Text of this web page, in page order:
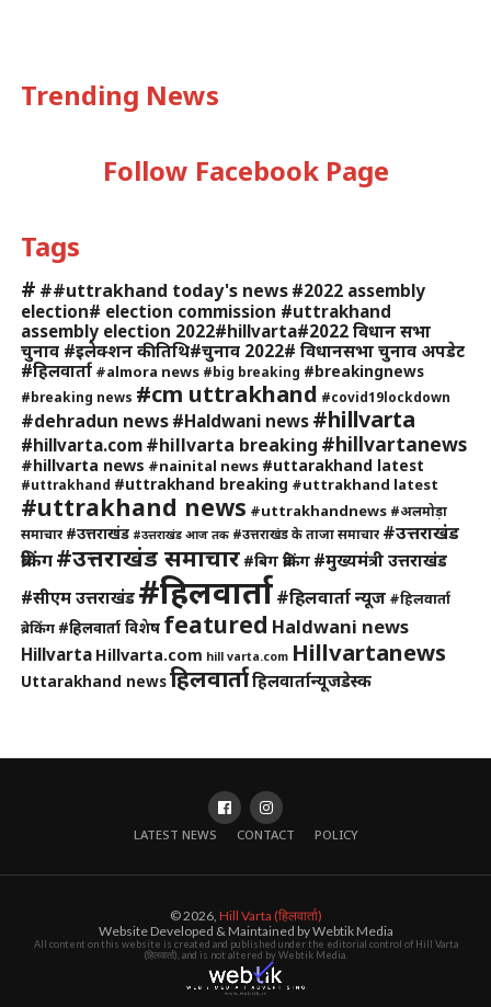
Trending News
Follow Facebook Page
Tags
# ##uttrakhand today's news #2022 assembly
election# election commission #uttrakhand
assembly election 2022#hillvarta#2022 विधान सभा
चुनाव #इलेक्शन की तिथि#चुनाव 2022# विधानसभा चुनाव अपडेट
#हिलवार्ता #almora news #big breaking #breakingnews
#breaking news #cm uttrakhand #covid19lockdown
#dehradun news #Haldwani news #hillvarta
#hillvarta.com #hillvarta breaking #hillvartanews
#hillvarta news #nainital news #uttarakhand latest
#uttrakhand #uttrakhand breaking #uttrakhand latest
#uttrakhand news #uttrakhandnews #अलमोड़ा
समाचार #उत्तराखंड #उत्तराखंड आज तक #उत्तराखंड के ताजा समाचार #उत्तराखंड
ब्रेकिंग#उत्तराखंड समाचार #बिग ब्रेकिंग #मुख्यमंत्री उत्तराखंड
#सीएम उत्तराखंड #हिलवार्ता#हिलवार्ता न्यूज #हिलवार्ता
ब्रेकिंग #हिलवार्ता विशेष featured Haldwani news
Hillvarta Hillvarta.com hill varta.com Hillvartanews
Uttarakhand newsहिलवार्ताहिलवार्तान्यूजडेस्क
LATEST NEWS CONTACT POLICY
© 2026, Hill Varta (हिलवार्ता)
Website Developed & Maintained by Webtik Media
All content on this website is created and published under the editorial control of Hill Varta
(हिलवार्ता), and is not altered by Webtik Media.